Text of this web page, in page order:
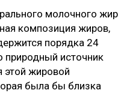
молочного
композиция жиров,
порядка 24
природный источник
этой жировой
была бы близка